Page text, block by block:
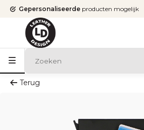
Gepersonaliseerde producten mogelijk
Terug